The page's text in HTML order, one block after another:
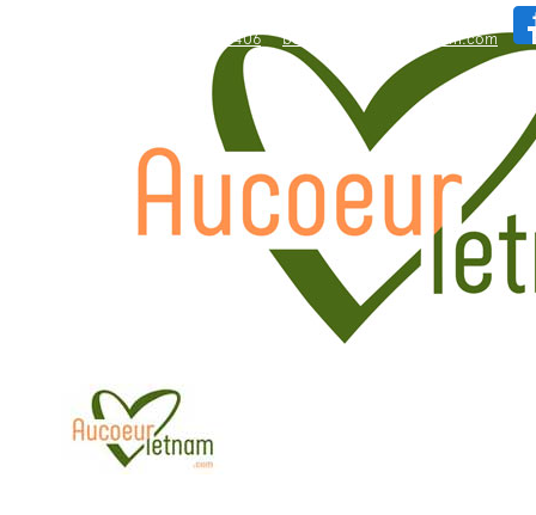
WhatsApp: +84.909.426.406 bonjour@aucoeurvietnam.com